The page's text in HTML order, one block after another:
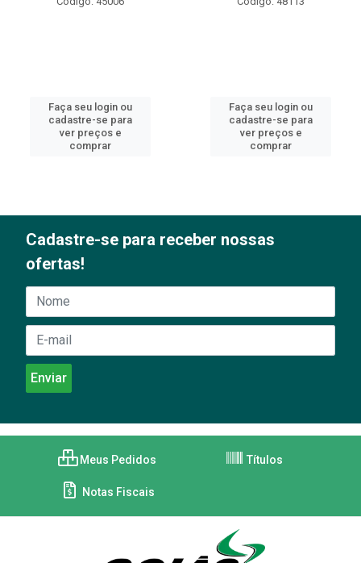
Faça seu login ou
cadastre-se para
ver preços e
comprar
Faça seu login ou
cadastre-se para
ver preços e
comprar
Cadastre-se para receber nossas
ofertas!
Meus Pedidos Títulos
Notas Fiscais